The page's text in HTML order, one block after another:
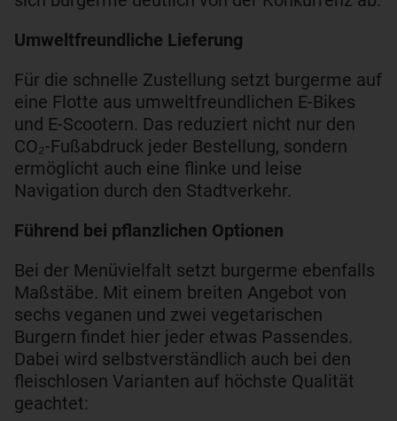
Umweltfreundliche Lieferung
Für die schnelle Zustellung setzt burgerme auf
eine Flotte aus umweltfreundlichen E-Bikes
und E-Scootern. Das reduziert nicht nur den
CO₂-Fußabdruck jeder Bestellung, sondern
ermöglicht auch eine flinke und leise
Navigation durch den Stadtverkehr.
Führend bei pflanzlichen Optionen
Bei der Menüvielfalt setzt burgerme ebenfalls
Maßstäbe. Mit einem breiten Angebot von
sechs veganen und zwei vegetarischen
Burgern findet hier jeder etwas Passendes.
Dabei wird selbstverständlich auch bei den
fleischlosen Varianten auf höchste Qualität
geachtet: